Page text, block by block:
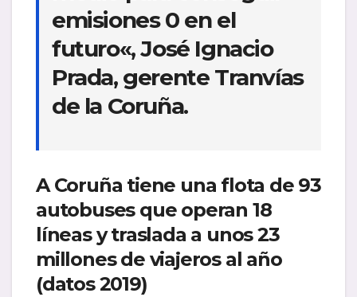
emisiones 0 en el
futuro«, José Ignacio
Prada, gerente Tranvías
de la Coruña.
A Coruña tiene una flota de 93
autobuses que operan 18
líneas y traslada a unos 23
millones de viajeros al año
(datos 2019)